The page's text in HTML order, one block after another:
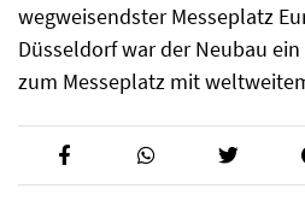
wegweisendster Messeplatz
Düsseldorf war der Neubau
zum Messeplatz mit